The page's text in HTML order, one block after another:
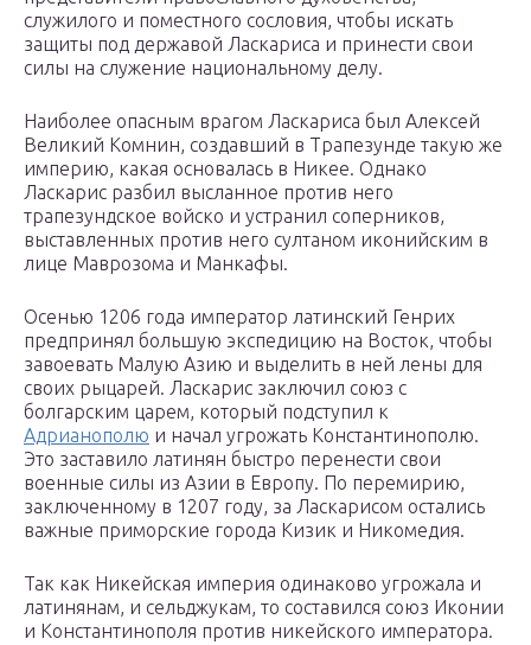
служилого и поместного сословия, чтобы искать
защиты под державой Ласкариса и принести свои
силы на служение национальному делу.
Наиболее опасным врагом Ласкариса был Алексей
Великий Комнин, создавший в Трапезунде такую же
империю, какая основалась в Никее. Однако
Ласкарис разбил высланное против него
трапезундское войско и устранил соперников,
выставленных против него султаном иконийским в
лице Маврозома и Манкафы.
Осенью 1206 года император латинский Генрих
предпринял большую экспедицию на Восток, чтобы
завоевать Малую Азию и выделить в ней лены для
своих рыцарей. Ласкарис заключил союз с
болгарским царем, который подступил к
Адрианополю и начал угрожать Константинополю.
Это заставило латинян быстро перенести свои
военные силы из Азии в Европу. По перемирию,
заключенному в 1207 году, за Ласкарисом остались
важные приморские города Кизик и Никомедия.
Так как Никейская империя одинаково угрожала и
латинянам, и сельджукам, то составился союз Иконии
и Константинополя против никейского императора.